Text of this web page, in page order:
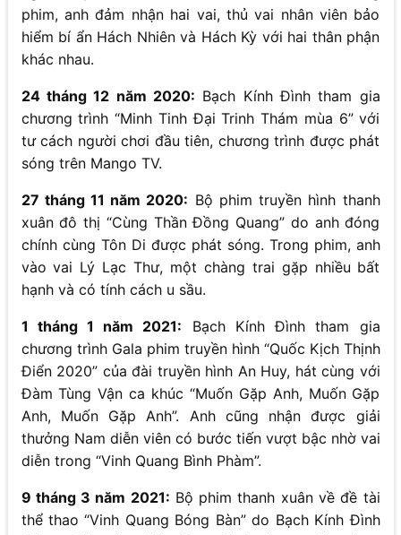
phim, anh đảm nhận hai vai, thủ vai nhân viên bảo
hiểm bí ẩn Hách Nhiên và Hách Kỳ với hai thân phận
khác nhau.
24 tháng 12 năm 2020: Bạch Kính Đình tham gia
chương trình “Minh Tinh Đại Trinh Thám mùa 6” với
tư cách người chơi đầu tiên, chương trình được phát
sóng trên Mango TV.
27 tháng 11 năm 2020: Bộ phim truyền hình thanh
xuân đô thị “Cùng Thần Đồng Quang” do anh đóng
chính cùng Tôn Di được phát sóng. Trong phim, anh
vào vai Lý Lạc Thư, một chàng trai gặp nhiều bất
hạnh và có tính cách u sầu.
1 tháng 1 năm 2021: Bạch Kính Đình tham gia
chương trình Gala phim truyền hình “Quốc Kịch Thịnh
Điển 2020” của đài truyền hình An Huy, hát cùng với
Đàm Tùng Vận ca khúc “Muốn Gặp Anh, Muốn Gặp
Anh, Muốn Gặp Anh”. Anh cũng nhận được giải
thưởng Nam diễn viên có bước tiến vượt bậc nhờ vai
diễn trong “Vinh Quang Bình Phàm”.
9 tháng 3 năm 2021: Bộ phim thanh xuân về đề tài
thể thao “Vinh Quang Bóng Bàn” do Bạch Kính Đình